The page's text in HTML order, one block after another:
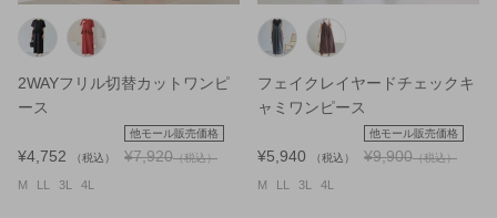
2WAYフリル切替カットワンピ
ース
¥4,752 （税込）
他モール販売価格
¥7,920（税込）
M 3L 4L
フェイクレイヤードチェックキ
ャミワンピース
¥5,940 （税込）
他モール販売価格
¥9,900（税込）
M 3L 4L